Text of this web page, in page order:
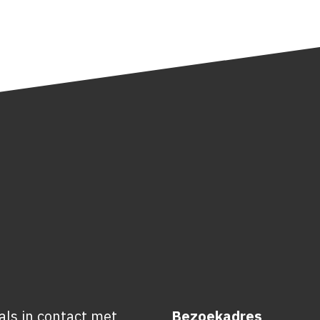
in contact met Bezoekadres